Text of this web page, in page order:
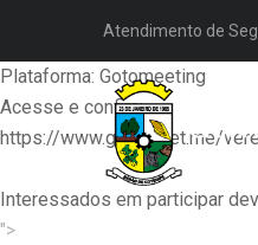
A decisão de fazer a
compromissos e a
Plataforma: Gotomeeting
Acesse e confira:
https://www.gotomeet.me/
Interessados em participar
">
Atendimento de